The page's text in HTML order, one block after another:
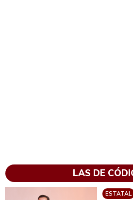
LAS DE
ESTATAL